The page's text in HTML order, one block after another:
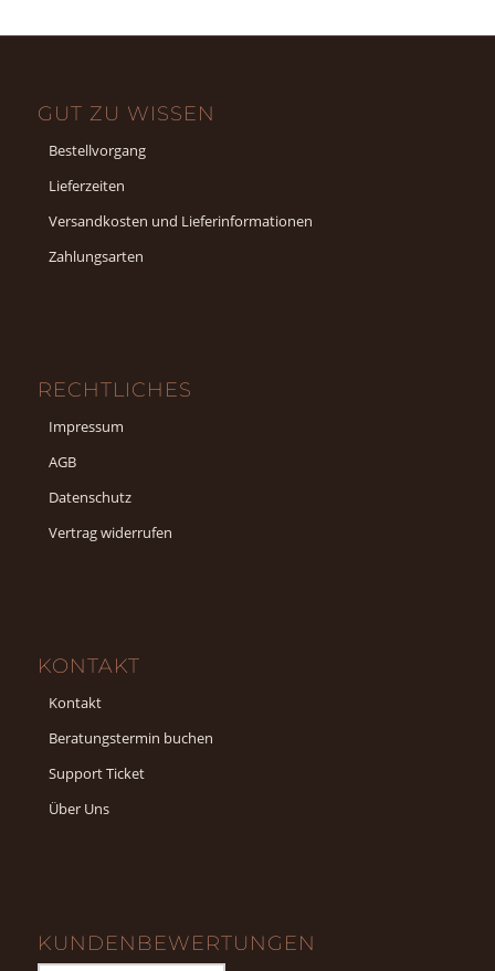
GUT ZU WISSEN
Bestellvorgang
Lieferzeiten
Versandkosten und Lieferinformationen
Zahlungsarten
RECHTLICHES
Impressum
AGB
Datenschutz
Vertrag widerrufen
KONTAKT
Kontakt
Beratungstermin buchen
Support Ticket
Über Uns
KUNDENBEWERTUNGEN